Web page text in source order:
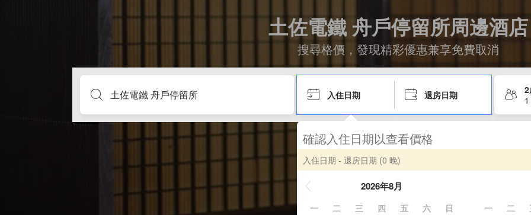
土佐電鐵 舟戶停留所周邊酒店
搜尋格價，發現精彩優惠兼享免費取消
入住日期 退房日期
確認入住日期以查看價格
入住日期 - 退房日期 (0 晚)
2026年8月
一 二 三 四 五 六
日
一 二